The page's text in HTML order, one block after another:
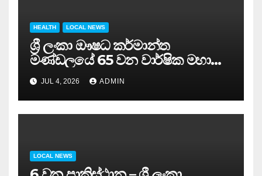
HEALTH LOCAL NEWS
ශ්‍රී ලංකා ඖෂධ කර්මාන්ත
මණ්ඩලයේ 65 වන වාර්ෂික මහා
සමුළුව සෞඛ්‍ය නියෝජ්‍ය
අමාත්‍යවරයාගේ ප්‍රධානත්වයෙන්……
JUL 4, 2026 ADMIN
LOCAL NEWS